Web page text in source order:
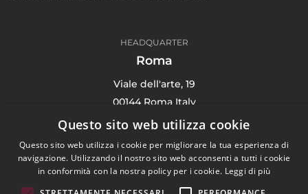
HEADQUARTER
Roma
Viale dell'arte, 19
00144 Roma Italy
(+39) 06 91 71 4135
Digital Agency
Questo sito web utilizza cookie
Questo sito web utilizza i cookie per migliorare la tua esperienza di
navigazione. Utilizzando il nostro sito web acconsenti a tutti i cookie
in conformità con la nostra policy per i cookie. Leggi di più